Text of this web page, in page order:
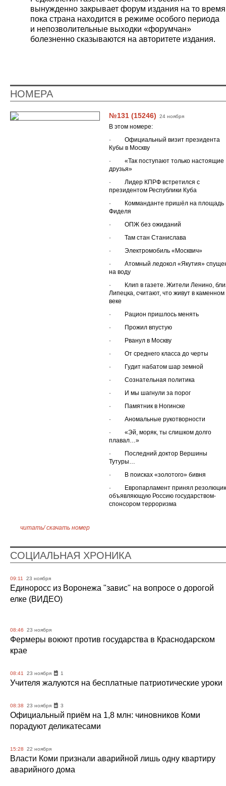
вынужденно закрывает форум издания на то
пока страна находится в режиме особого периода
и непозволительные выходки «форумчан»
болезненно сказываются на авторитете издания.
НОМЕРА
№131 (15246) 24 ноября
В этом номере:
· Официальный визит президента
Кубы в Москву
· «Так поступают только настоящие
друзья»
· Лидер КПРФ встретился с
президентом Республики Куба
· Комманданте пришёл на площадь
Фиделя
· ОПЖ без ожиданий
· Там стан Станислава
· Электромобиль «Москвич»
· Атомный ледокол «Якутия»
на воду
· Клип в газете. Жители Ленино,
Липецка, считают, что живут в каменном
веке
· Рацион пришлось менять
· Прожил впустую
· Рванул в Москву
· От среднего класса до черты
· Гудит набатом шар земной
· Сознательная политика
· И мы шагнули за порог
· Памятник в Ногинске
· Аномальные рукотворности
· «Эй, моряк, ты слишком долго
плавал…»
· Последний доктор Вершины
Тутуры…
· В поисках «золотого» бивня
· Европарламент принял
объявляющую Россию государством-
спонсором терроризма
читать/скачать номер
СОЦИАЛЬНАЯ ХРОНИКА
09:11 23 ноября
Единоросс из Воронежа "завис" на вопросе о дорогой
елке (ВИДЕО)
08:46 23 ноября
Фермеры воюют против государства в Краснодарском
крае
08:41 23 ноября 1
Учителя жалуются на бесплатные патриотические уроки
08:38 23 ноября 3
Официальный приём на 1,8 млн: чиновников Коми
порадуют деликатесами
15:28 22 ноября
Власти Коми признали аварийной лишь одну квартиру
аварийного дома